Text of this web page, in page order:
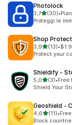
Photolock
3,7stelle su 5
(30)
30 recensioni
•
Proteggi le
Shop
3,9stelle su 5
(13)
13 recensioni
•
Protect your
Shieldify ‑
5,0stelle su 5
(3)
3 recensioni
•Free
Shield Your
Geoshield ‑
4,6stelle su 5
(11)
11 recensioni
•
Block